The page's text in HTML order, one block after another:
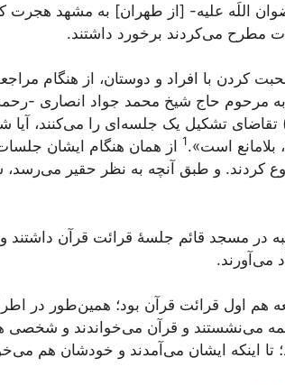
اللَه علیه- [از طهران] به مشهد هجرت
مطرح می‌کردند برخورد داشتند.
کردن با افراد و دوستان، از هنگام
مرحوم حاج شیخ محمد جواد انصاری -رحمة
تشکیل یک جلسه‌ای را می‌کنند، آیا
بلامانع است».1
از همان هنگام ایشان
کردند. و طبق آنچه به نظر حقیر
در مسجد قائم جلسۀ قرائت قرآن داشتند
می‌آورند.
هم اول قرائت قرآن بود؛ همین‌طور در
همه می‌نشستند و قرآن می‌خواندند و شخصی
اینکه ایشان می‌آمدند و خودشان هم